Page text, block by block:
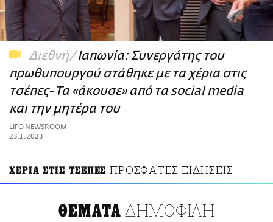
ΑΜΠΑ
PRINT
Διεθνή Ιαπωνία: Συνεργάτης του
πρωθυπουργού στάθηκε με τα χέρια στις
τσέπες- Τα «άκουσε» από τα social media
και την μητέρα του
LIFO NEWSROOM
23.1.2023
ΧΕΡΙΑ ΣΤΙΣ ΤΣΕΠΕΣ ΠΡΟΣΦΑΤΕΣ ΕΙΔΗΣΕΙΣ
ΘΕΜΑΤΑ ΔΗΜΟΦΙΛΗ